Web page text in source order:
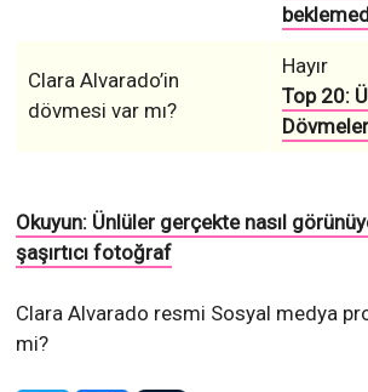
Clara Alvarado’in
dövmesi var mı?
Hayır
Top 20:
Okuyun: Ünlüler gerçekte nasıl
şaşırtıcı fotoğraf
Clara Alvarado resmi Sosyal medya
mi?